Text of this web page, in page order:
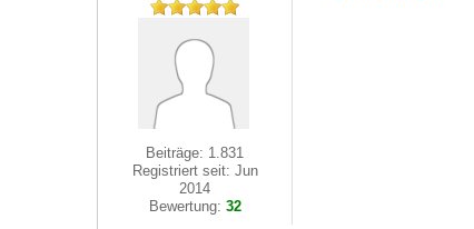
Beiträge: 1.831
Registriert seit: Jun
2014
Bewertung: 32